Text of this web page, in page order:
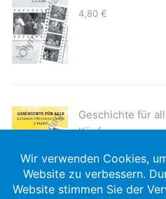
4,80€
Geschichte für
Köpfe
8,50 €